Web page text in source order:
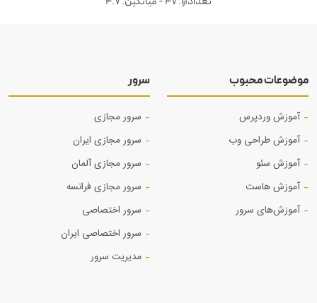
موضوعات محبوب
آموزش وردپرس
آموزش طراحی وب
آموزش‌ سئو
آموزش هاست
آموزش‌های سرور
سرور
سرور مجازی
سرور مجازی ایران
سرور مجازی آلمان
سرور مجازی فرانسه
سرور اختصاصی
سرور اختصاصی ایران
مدیریت سرور